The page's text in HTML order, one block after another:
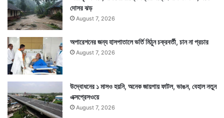
দোসর ঝড়
August 7, 2026
অপারেশনের জন্য হাসপাতালে ভর্তি মিঠুন চক্রবর্তী, চান না প্রচার
August 7, 2026
উদ্বোধনের ১ মাসও হয়নি, অনেক জায়গায় ফাটল, ভাঙন, বেহাল নতুন
এক্সপ্রেসওয়ে
August 7, 2026